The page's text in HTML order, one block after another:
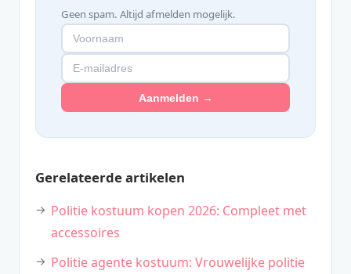
Geen spam. Altijd afmelden mogelijk.
Aanmelden →
Gerelateerde artikelen
Politie kostuum kopen 2026: Compleet met
accessoires
Politie agente kostuum: Vrouwelijke politie